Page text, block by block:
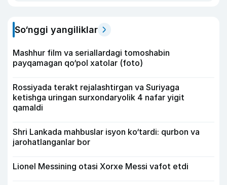
So‘nggi yangiliklar
Mashhur film va seriallardagi tomoshabin
payqamagan qo‘pol xatolar (foto)
Rossiyada terakt rejalashtirgan va Suriyaga
ketishga uringan surxondaryolik 4 nafar yigit
qamaldi
Shri Lankada mahbuslar isyon ko‘tardi: qurbon va
jarohatlanganlar bor
Lionel Messining otasi Xorxe Messi vafot etdi